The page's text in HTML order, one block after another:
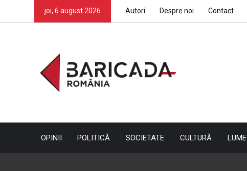
joi, 6 august 2026 Autori Despre noi Contact
OPINII POLITICĂ SOCIETATE CULTURĂ LUME